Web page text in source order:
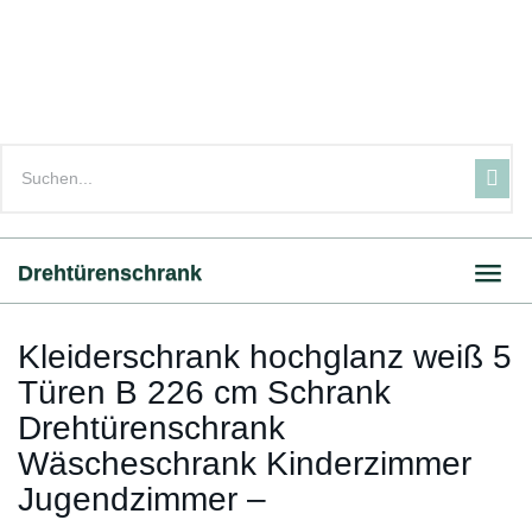
Drehtürenschrank
Kleiderschrank hochglanz weiß 5
Türen B 226 cm Schrank
Drehtürenschrank
Wäscheschrank Kinderzimmer
Jugendzimmer –